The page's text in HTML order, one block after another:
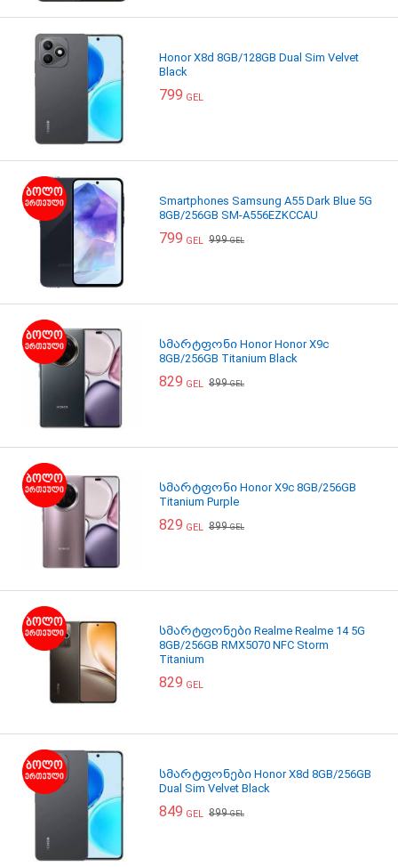
Honor X8d 8GB/128GB Dual Sim Velvet
Black
799 GEL
Smartphones Samsung A55 Dark Blue 5G
8GB/256GB SM-A556EZKCCAU
799 GEL 999GEL
სმარტფონი Honor Honor X9c
8GB/256GB Titanium Black
829 GEL 899GEL
სმარტფონი Honor X9c 8GB/256GB
Titanium Purple
829 GEL 899GEL
სმარტფონები Realme Realme 14 5G
8GB/256GB RMX5070 NFC Storm
Titanium
829 GEL
სმარტფონები Honor X8d 8GB/256GB
Dual Sim Velvet Black
849 GEL 899GEL